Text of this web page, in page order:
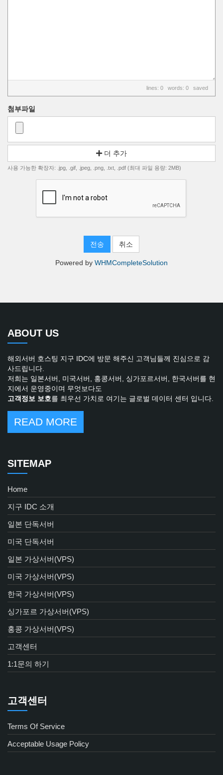
lines: 0 words: 0 saved
첨부파일
더 추가
사용 가능한 확장자: .jpg, .gif, .jpeg, .png, .txt, .pdf (최대 파일 용량: 2MB)
취소
Powered by WHMCompleteSolution
ABOUT US
해외서버 호스팅 지구 IDC에 방문 해주신 고객님들께 진심으로 감
사드립니다.
저희는 일본서버, 미국서버, 홍콩서버, 싱가포르서버, 한국서버를 현
지에서 운영중이며 무엇보다도
고객정보 보호를 최우선 가치로 여기는 글로벌 데이터 센터 입니다.
READ MORE
SITEMAP
Home
지구 IDC 소개
일본 단독서버
미국 단독서버
일본 가상서버(VPS)
미국 가상서버(VPS)
한국 가상서버(VPS)
싱가포르 가상서버(VPS)
홍콩 가상서버(VPS)
고객센터
1:1문의 하기
고객센터
Terms Of Service
Acceptable Usage Policy